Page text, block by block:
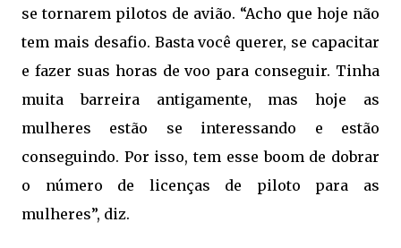
se tornarem pilotos de avião. “Acho que hoje não
tem mais desafio. Basta você querer, se capacitar
e fazer suas horas de voo para conseguir. Tinha
muita barreira antigamente, mas hoje as
mulheres estão se interessando e estão
conseguindo. Por isso, tem esse boom de dobrar
o número de licenças de piloto para as
mulheres”, diz.